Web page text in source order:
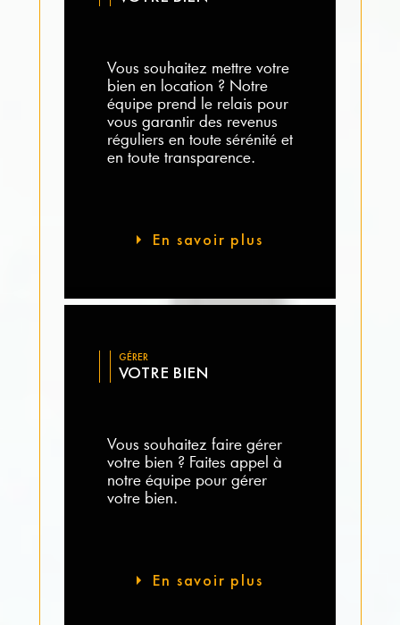
Vous souhaitez mettre votre
bien en location ? Notre
équipe prend le relais pour
vous garantir des revenus
réguliers en toute sérénité et
en toute transparence.
En savoir plus
GÉRER
VOTRE BIEN
Vous souhaitez faire gérer
votre bien ? Faites appel à
notre équipe pour gérer
votre bien.
En savoir plus